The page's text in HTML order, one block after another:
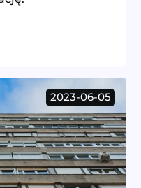
2023-06-05